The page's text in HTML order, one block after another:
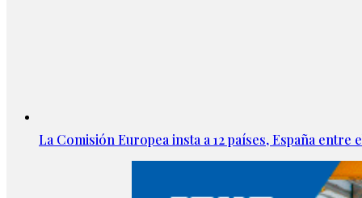
La Comisión Europea insta a 12 países, España